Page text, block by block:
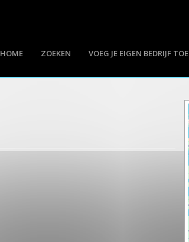
HOME ZOEKEN VOEG JE EIGEN BEDRIJF TOE